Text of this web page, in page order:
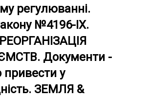
регулюванні.
№4196-ІХ.
Документи -
привести у
ЗЕМЛЯ &